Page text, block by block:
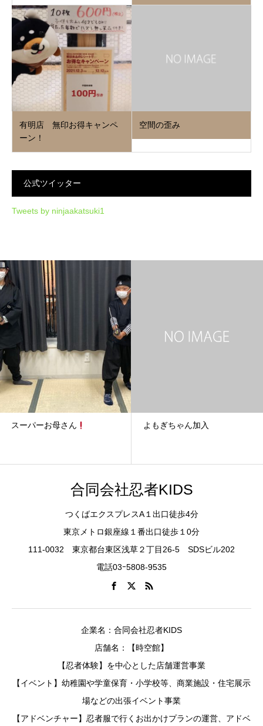
有明店 無印お得キャンペ
ーン！
空間の歪み
公式ツイッター
Tweets by ninjaakatsuki1
スーパーお母さん よもぎちゃん加入
合同会社忍者KIDS
つくばエクスプレスA１出口徒歩4分
東京メトロ銀座線１番出口徒歩１0分
111-0032 東京都台東区浅草２丁目26-5 SDSビル202
電話03ｰ5808-9535
企業名：合同会社忍者KIDS
店舗名：【時空館】
【忍者体験】を中心とした店舗運営事業
【イベント】幼稚園や学童保育・小学校等、商業施設・住宅展示
場などの出張イベント事業
【アドベンチャー】忍者服で行くお出かけプランの運営、アドベ